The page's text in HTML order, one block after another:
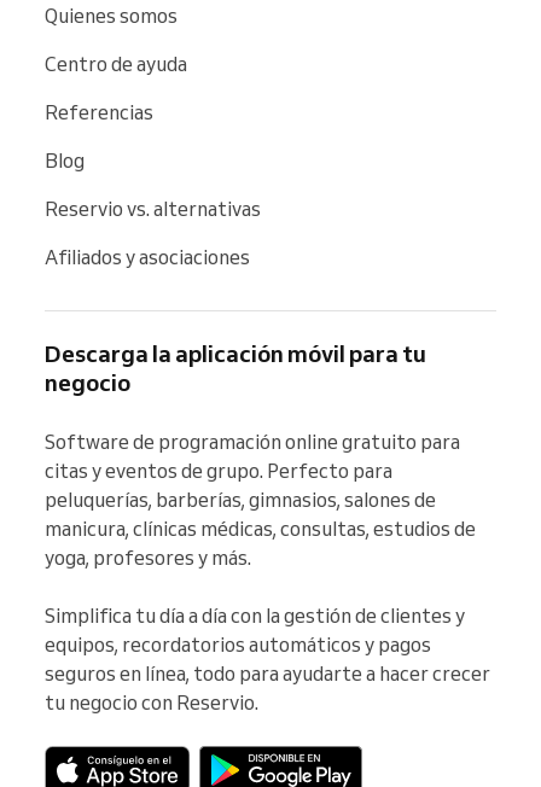
Quienes somos
Centro de ayuda
Referencias
Blog
Reservio vs. alternativas
Afiliados y asociaciones
Descarga la aplicación móvil para tu
negocio
Software de programación online gratuito para
citas y eventos de grupo. Perfecto para
peluquerías, barberías, gimnasios, salones de
manicura, clínicas médicas, consultas, estudios de
yoga, profesores y más.
Simplifica tu día a día con la gestión de clientes y
equipos, recordatorios automáticos y pagos
seguros en línea, todo para ayudarte a hacer crecer
tu negocio con Reservio.